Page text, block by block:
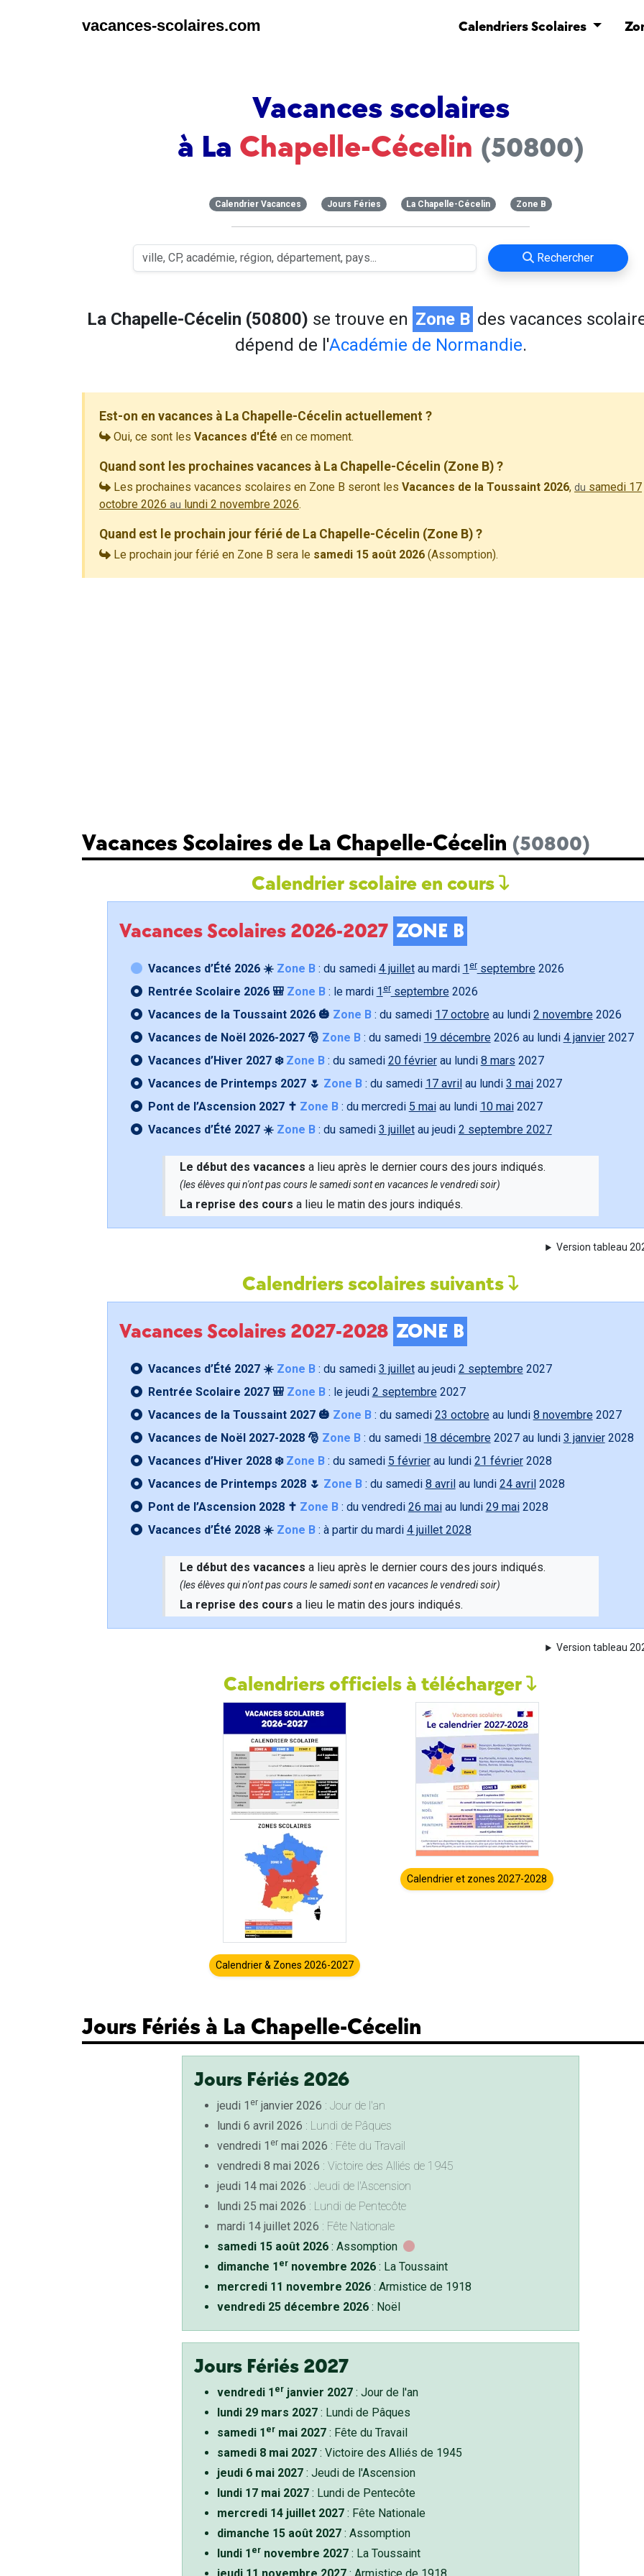
vacances-scolaires.com Calendriers Scolaires
Vacances scolaires
à La Chapelle-Cécelin (50800)
Calendrier Vacances Jours Féries La Chapelle-Cécelin Zone B
Rechercher
La Chapelle-Cécelin (50800) se trouve en Zone B des vacances
dépend de l'Académie de Normandie.
Est-on en vacances à La Chapelle-Cécelin actuellement ?
Oui, ce sont les Vacances d'Été en ce moment.
Quand sont les prochaines vacances à La Chapelle-Cécelin (Zone B) ?
Les prochaines vacances scolaires en Zone B seront les Vacances de la Toussaint 2026, du samedi 17
octobre 2026 au lundi 2 novembre 2026.
Quand est le prochain jour férié de La Chapelle-Cécelin (Zone B) ?
Le prochain jour férié en Zone B sera le samedi 15 août 2026 (Assomption).
Vacances Scolaires de La Chapelle-Cécelin (50800)
Calendrier scolaire en cours
Vacances Scolaires 2026-2027 ZONE B
Vacances d’Été 2026 ☀️ Zone B: du samedi 4 juilletau mardi 1 erseptembre 2026
Rentrée Scolaire 2026 🎒 Zone B: le mardi 1erseptembre 2026
Vacances de la Toussaint 2026 🎃 Zone B: du samedi 17 octobre au lundi 2 novembre 2026
Vacances de Noël 2026-2027 🎅 Zone B: du samedi 19 décembre 2026 au lundi 4 janvier2027
Vacances d’Hiver 2027 ❄️ Zone B: du samedi 20 févrierau lundi 8 mars 2027
Vacances de Printemps 2027 🌷 Zone B: du samedi 17 avril au lundi 3 mai2027
Pont de l’Ascension 2027 ✝️ Zone B: du mercredi 5 maiau lundi 10 mai2027
Vacances d’Été 2027 ☀️ Zone B: du samedi 3 juilletau jeudi 2 septembre 2027
Le début des vacances a lieu après le dernier cours des jours indiqués.
(les élèves qui n'ont pas cours le samedi sont en vacances le vendredi soir)
La reprise des cours a lieu le matin des jours indiqués.
Version tableau
Calendriers scolaires suivants
Vacances Scolaires 2027-2028 ZONE B
Vacances d’Été 2027 ☀️ Zone B: du samedi 3 juilletau jeudi 2 septembre 2027
Rentrée Scolaire 2027 🎒 Zone B: le jeudi 2 septembre 2027
Vacances de la Toussaint 2027 🎃 Zone B: du samedi 23 octobre au lundi 8 novembre 2027
Vacances de Noël 2027-2028 🎅 Zone B: du samedi 18 décembre 2027 au lundi 3 janvier2028
Vacances d’Hiver 2028 ❄️ Zone B: du samedi 5 févrierau lundi 21 février2028
Vacances de Printemps 2028 🌷 Zone B: du samedi 8 avril au lundi 24 avril 2028
Pont de l’Ascension 2028 ✝️ Zone B: du vendredi 26 maiau lundi 29 mai2028
Vacances d’Été 2028 ☀️ Zone B: à partir du mardi 4 juillet 2028
Le début des vacances a lieu après le dernier cours des jours indiqués.
(les élèves qui n'ont pas cours le samedi sont en vacances le vendredi soir)
La reprise des cours a lieu le matin des jours indiqués.
Version tableau
Calendriers officiels à télécharger
Calendrier & Zones 2026-2027
Calendrier et zones 2027-2028
Jours Fériés à La Chapelle-Cécelin
Jours Fériés 2026
jeudi 1 erjanvier 2026 : Jour de l'an
lundi 6 avril 2026 : Lundi de Pâques
vendredi 1 ermai 2026 : Fête du Travail
vendredi 8 mai 2026 : Victoire des Alliés de 1945
jeudi 14 mai 2026 : Jeudi de l'Ascension
lundi 25 mai 2026 : Lundi de Pentecôte
mardi 14 juillet 2026 : Fête Nationale
samedi 15 août 2026: Assomption
dimanche 1 ernovembre 2026: La Toussaint
mercredi 11 novembre 2026: Armistice de 1918
vendredi 25 décembre 2026: Noël
Jours Fériés 2027
vendredi 1 erjanvier 2027: Jour de l'an
lundi 29 mars 2027: Lundi de Pâques
samedi 1 ermai 2027: Fête du Travail
samedi 8 mai 2027: Victoire des Alliés de 1945
jeudi 6 mai 2027: Jeudi de l'Ascension
lundi 17 mai 2027: Lundi de Pentecôte
mercredi 14 juillet 2027: Fête Nationale
dimanche 15 août 2027: Assomption
lundi 1 ernovembre 2027: La Toussaint
jeudi 11 novembre 2027: Armistice de 1918